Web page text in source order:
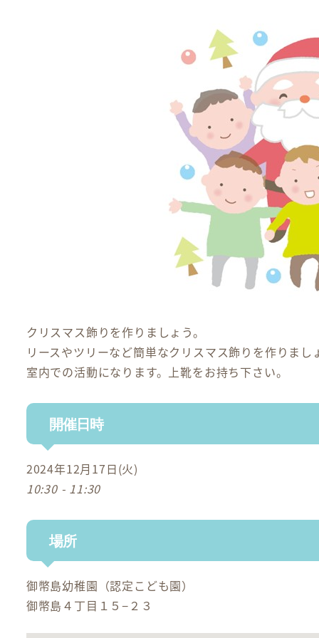
クリスマス飾りを作りましょう。
リースやツリーなど簡単なクリスマス飾りを作りまし
室内での活動になります。上靴をお持ち下さい。
開催日時
2024年12月17日(火)
10:30 - 11:30
場所
御幣島幼稚園（認定こども園）
御幣島４丁目１５−２３